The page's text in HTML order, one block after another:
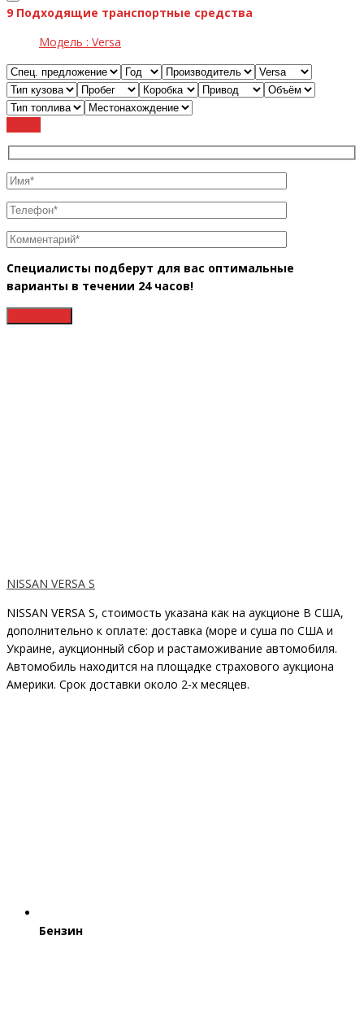
9 Подходящие транспортные средства
Модель : Versa
Специалисты подберут для вас оптимальные
варианты в течении 24 часов!
NISSAN VERSA S
NISSAN VERSA S, стоимость указана как на аукционе В США,
дополнительно к оплате: доставка (море и суша по США и
Украине, аукционный сбор и растаможивание автомобиля.
Автомобиль находится на площадке страхового аукциона
Америки. Срок доставки около 2-x месяцев.
Бензин